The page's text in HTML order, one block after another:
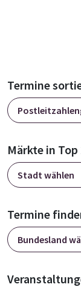
Termine
Märkte in
Stadt wählen
Termine
Bundesland